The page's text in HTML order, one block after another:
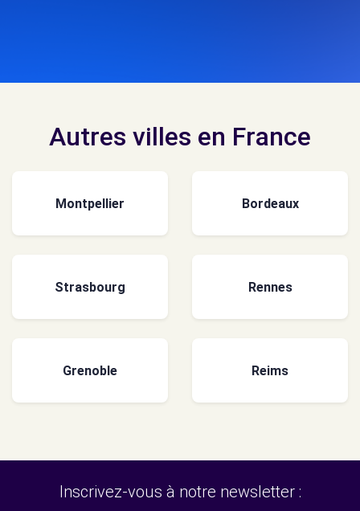
Autres villes en France
Montpellier Bordeaux
Strasbourg Rennes
Grenoble Reims
Inscrivez-vous à notre newsletter :